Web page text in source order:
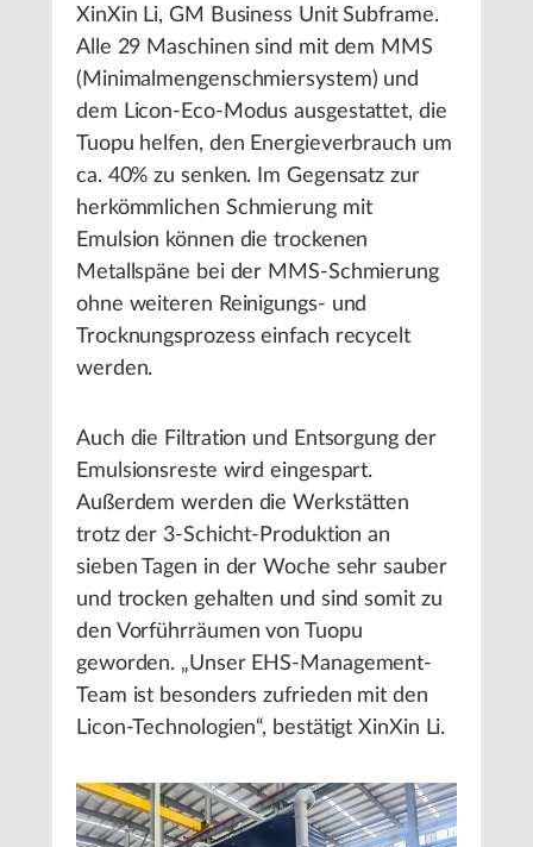
XinXin Li, GM Business Unit Subframe.
Alle 29 Maschinen sind mit dem MMS
(Minimalmengenschmiersystem) und
dem Licon-Eco-Modus ausgestattet, die
Tuopu helfen, den Energieverbrauch um
ca. 40% zu senken. Im Gegensatz zur
herkömmlichen Schmierung mit
Emulsion können die trockenen
Metallspäne bei der MMS-Schmierung
ohne weiteren Reinigungs- und
Trocknungsprozess einfach recycelt
werden.
Auch die Filtration und Entsorgung der
Emulsionsreste wird eingespart.
Außerdem werden die Werkstätten
trotz der 3-Schicht-Produktion an
sieben Tagen in der Woche sehr sauber
und trocken gehalten und sind somit zu
den Vorführräumen von Tuopu
geworden. „Unser EHS-Management-
Team ist besonders zufrieden mit den
Licon-Technologien“, bestätigt XinXin Li.